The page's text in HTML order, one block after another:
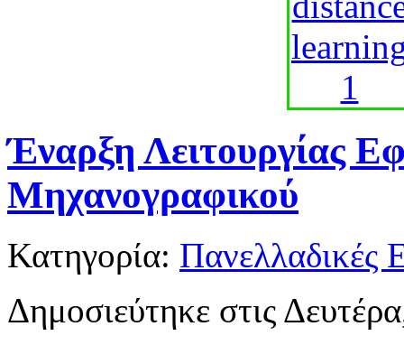
Έναρξη Λειτουργίας
Μηχανογραφικού
Κατηγορία: Πανελλαδικές
Δημοσιεύτηκε στις